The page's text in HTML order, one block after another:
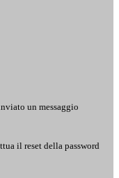
un messaggio
il reset della password